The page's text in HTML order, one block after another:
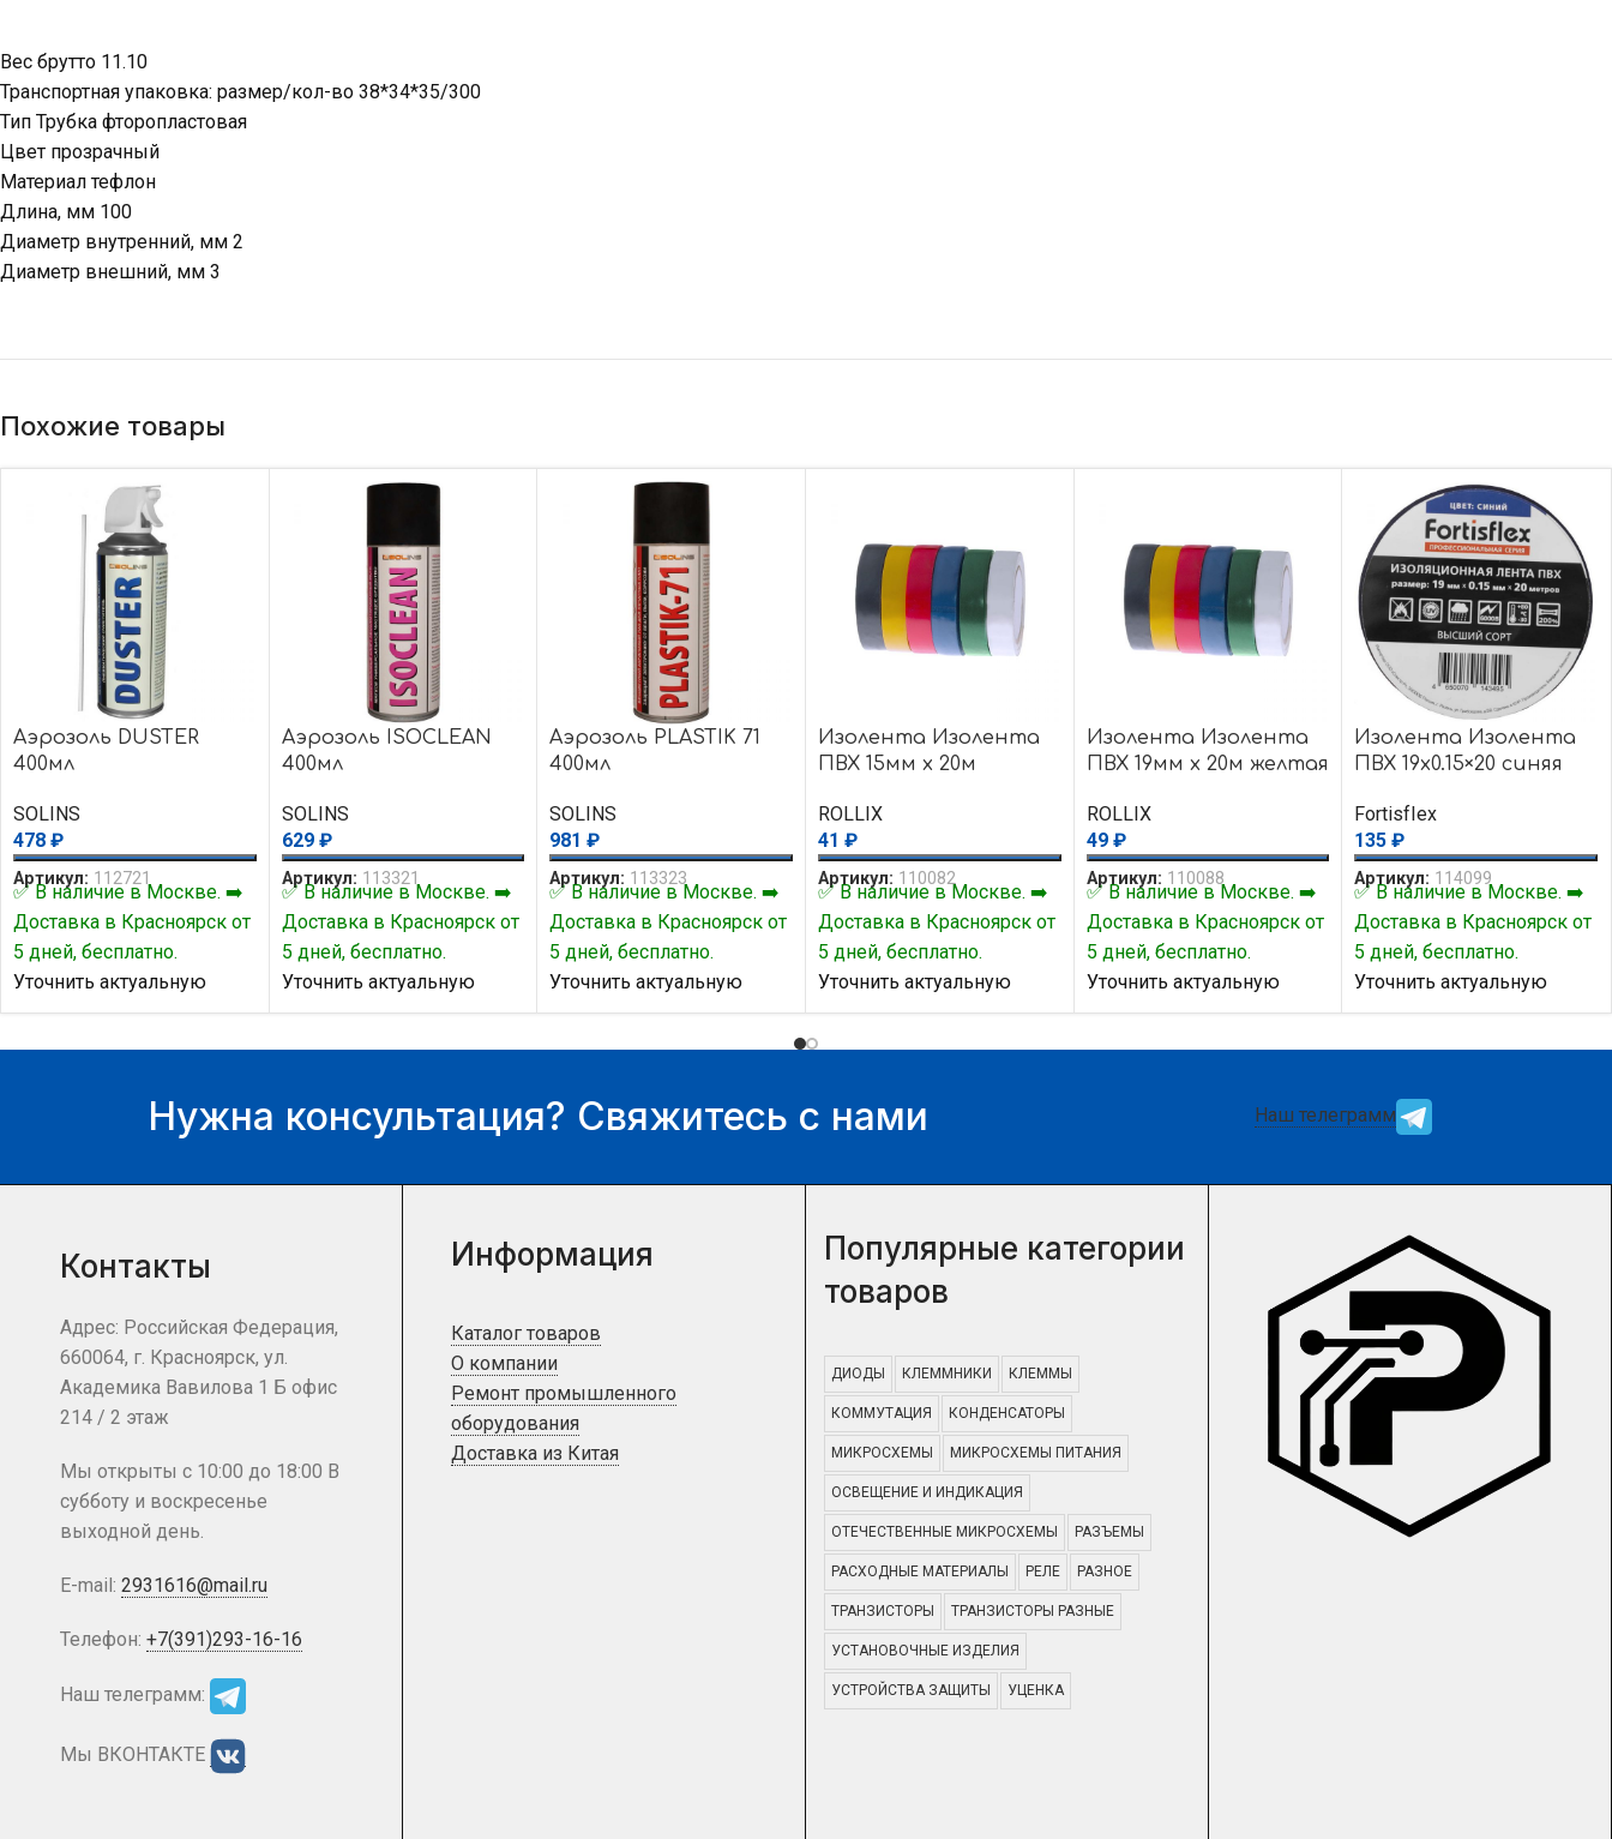
Вес брутто 11.10
Транспортная упаковка: размер/кол-во 38*34*35/300
Тип Трубка фторопластовая
Цвет прозрачный
Материал тефлон
Длина, мм 100
Диаметр внутренний, мм 2
Диаметр внешний, мм 3
Похожие товары
Аэрозоль DUSTER
400мл
SOLINS
478 ₽
Артикул: 112721
✅ В наличие в Москве. ➡️
Доставка в Красноярск от
5 дней, бесплатно.
Уточнить актуальную
цену и наличие товара Вы
Аэрозоль ISOCLEAN
400мл
SOLINS
629 ₽
Артикул: 113321
✅ В наличие в Москве. ➡️
Доставка в Красноярск от
5 дней, бесплатно.
Уточнить актуальную
цену и наличие товара Вы
Аэрозоль PLASTIK 71
400мл
SOLINS
981₽
Артикул: 113323
✅ В наличие в Москве. ➡️
Доставка в Красноярск от
5 дней, бесплатно.
Уточнить актуальную
цену и наличие товара Вы
Изолента Изолента
ПВХ 15мм х 20м
ROLLIX
41 ₽
Артикул: 110082
✅ В наличие в Москве. ➡️
Доставка в Красноярск от
5 дней, бесплатно.
Уточнить актуальную
цену и наличие товара Вы
можете у нашего
Изолента Изолента
ПВХ 19мм х 20м желтая
ROLLIX
49 ₽
Артикул: 110088
✅ В наличие в Москве. ➡️
Доставка в Красноярск от
5 дней, бесплатно.
Уточнить актуальную
цену и наличие товара Вы
Изолента Изолента
ПВХ 19х0.15×20 синяя
FortisfIex
135₽
Артикул: 114099
✅ В наличие в Москве. ➡️
Доставка в Красноярск от
5 дней, бесплатно.
Уточнить актуальную
цену и наличие товара Вы
Нужна консультация? Свяжитесь с нами Наш телеграмм
Контакты
Адрес: Российская Федерация,
660064, г. Красноярск, ул.
Академика Вавилова 1 Б офис
214 / 2 этаж
Мы открыты с 10:00 до 18:00 В
субботу и воскресенье
выходной день.
E-mail: 2931616@mail.ru
Телефон: +7(391)293-16-16
Наш телеграмм:
Мы ВКОНТАКТЕ
Информация
Каталог товаров
О компании
Ремонт промышленного
оборудования
Доставка из Китая
Популярные категории
товаров
ДИОДЫ КЛЕММНИКИ КЛЕММЫ
КОММУТАЦИЯ КОНДЕНСАТОРЫ
МИКРОСХЕМЫ МИКРОСХЕМЫ ПИТАНИЯ
ОСВЕЩЕНИЕ И ИНДИКАЦИЯ
ОТЕЧЕСТВЕННЫЕ МИКРОСХЕМЫ РАЗЪЕМЫ
РАСХОДНЫЕ МАТЕРИАЛЫ РЕЛЕ РАЗНОЕ
ТРАНЗИСТОРЫ ТРАНЗИСТОРЫ РАЗНЫЕ
УСТАНОВОЧНЫЕ ИЗДЕЛИЯ
УСТРОЙСТВА ЗАЩИТЫ УЦЕНКА